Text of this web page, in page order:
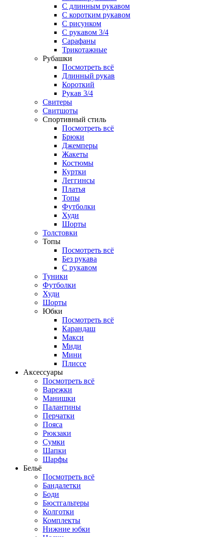
С длинным рукавом
С коротким рукавом
С рисунком
С рукавом 3/4
Сарафаны
Трикотажные
Рубашки
Посмотреть всё
Длинный рукав
Короткий
Рукав 3/4
Свитеры
Свитшоты
Спортивный стиль
Посмотреть всё
Брюки
Джемперы
Жакеты
Костюмы
Куртки
Леггинсы
Платья
Топы
Футболки
Худи
Шорты
Толстовки
Топы
Посмотреть всё
Без рукава
С рукавом
Туники
Футболки
Худи
Шорты
Юбки
Посмотреть всё
Карандаш
Макси
Миди
Мини
Плиссе
Аксессуары
Посмотреть всё
Варежки
Манишки
Палантины
Перчатки
Пояса
Рюкзаки
Сумки
Шапки
Шарфы
Бельё
Посмотреть всё
Бандалетки
Боди
Бюстгальтеры
Колготки
Комплекты
Нижние юбки